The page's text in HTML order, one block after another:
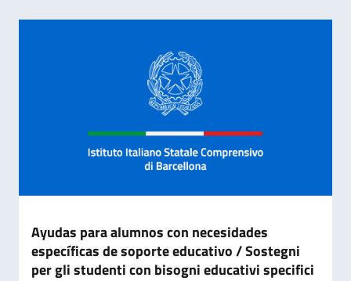
Ayudas para alumnos con necesidades
específicas de soporte educativo / Sostegni
per gli studenti con bisogni educativi specifici